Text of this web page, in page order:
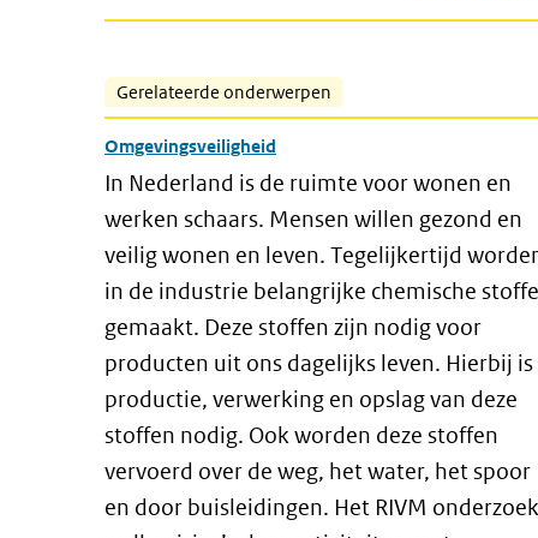
Gerelateerde onderwerpen
Omgevingsveiligheid
In Nederland is de ruimte voor wonen en
werken schaars. Mensen willen gezond en
veilig wonen en leven. Tegelijkertijd
in de industrie belangrijke chemische
gemaakt. Deze stoffen zijn nodig voor
producten uit ons dagelijks leven. Hierbij is
productie, verwerking en opslag van deze
stoffen nodig. Ook worden deze stoffen
vervoerd over de weg, het water, het spoor
en door buisleidingen. Het RIVM